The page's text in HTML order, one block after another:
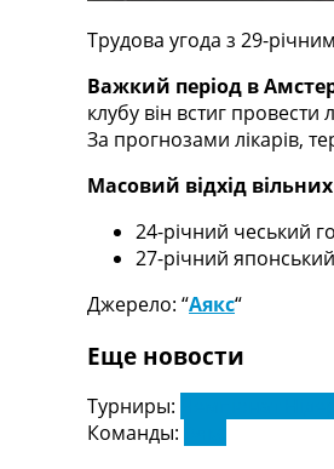
RU
Categories
Новини футболу
Новини
Футбольні
Останні
Конкурс прогнозів
Логін
Рейтінги
Правила
Колективний
Турніри
Трудова угода з 29-
Важкий період в
клубу він встиг провести
За прогнозами лікарів,
Масовий відхід вільних
24-річний чеський
27-річний
Джерело: “Аякс“
Еще новости
Турниры:
Команды: